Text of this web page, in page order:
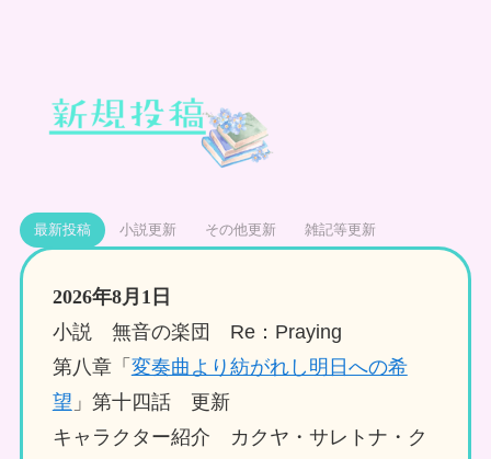
最新投稿 小説更新 その他更新 雑記等更新
2026年8月1日
小説 無音の楽団 Re：Praying
第八章「 変奏曲より紡がれし明日への希
望 」第十四話 更新
キャラクター紹介 カクヤ・サレトナ・ク